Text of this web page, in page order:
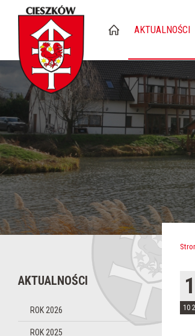
AKTUALNOŚCI
AKTUALNOŚCI
ROK 2026
ROK 2025
10